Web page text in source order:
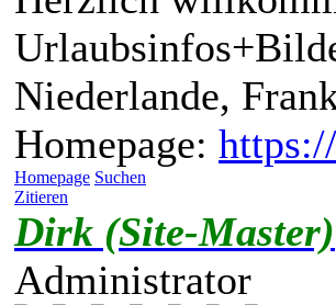
Niederlande,
Homepage:
Homepage Suchen
Zitieren
Dirk (Site-Master)
Administrator